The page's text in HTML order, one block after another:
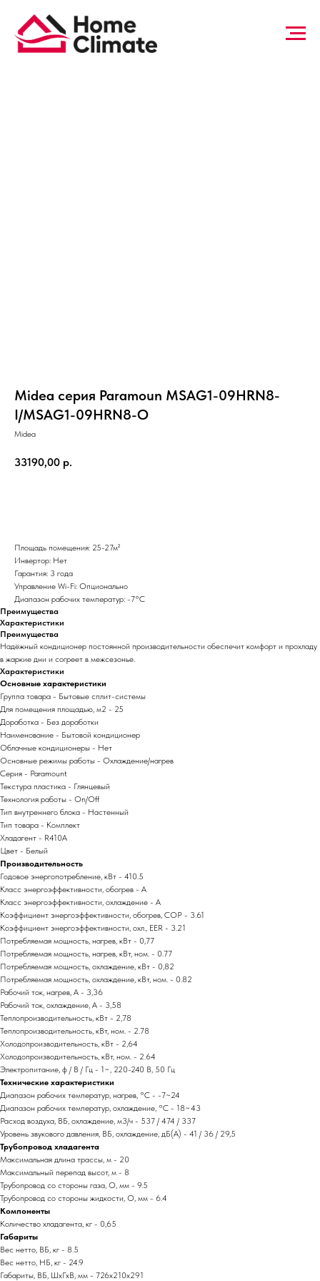
Midea серия Paramoun MSAG1-09HRN8-
I/MSAG1-09HRN8-O
Midea
33190,00 р.
Площадь помещения: 25-27м²
Инвертор: Нет
Гарантия: 3 года
Управление Wi-Fi: Опционально
Диапазон рабочих температур: -7°С
Преимущества
Характеристики
Преимущества
Надёжный кондиционер постоянной производительности обеспечит комфорт и прохладу
в жаркие дни и согреет в межсезонье.
Характеристики
Основные характеристики
Группа товара - Бытовые сплит-системы
Для помещения площадью, м2 - 25
Доработка - Без доработки
Наименование - Бытовой кондиционер
Облачные кондиционеры - Нет
Основные режимы работы - Охлаждение/нагрев
Серия - Paramount
Текстура пластика - Глянцевый
Технология работы - On/Off
Тип внутреннего блока - Настенный
Тип товара - Комплект
Хладагент - R410A
Цвет - Белый
Производительность
Годовое энергопотребление, кВт - 410.5
Класс энергоэффективности, обогрев - A
Класс энергоэффективности, охлаждение - A
Коэффициент энергоэффективности, обогрев, COP - 3.61
Коэффициент энергоэффективности, охл., EER - 3.21
Потребляемая мощность, нагрев, кВт - 0,77
Потребляемая мощность, нагрев, кВт, ном. - 0.77
Потребляемая мощность, охлаждение, кВт - 0,82
Потребляемая мощность, охлаждение, кВт, ном. - 0.82
Рабочий ток, нагрев, А - 3,36
Рабочий ток, охлаждение, А - 3,58
Теплопроизводительность, кВт - 2,78
Теплопроизводительность, кВт, ном. - 2.78
Холодопроизводительность, кВт - 2,64
Холодопроизводительность, кВт, ном. - 2.64
Электропитание, ф / В / Гц - 1~, 220-240 В, 50 Гц
Технические характеристики
Диапазон рабочих температур, нагрев, °C - -7~24
Диапазон рабочих температур, охлаждение, °C - 18~43
Расход воздуха, ВБ, охлаждение, м3/ч - 537 / 474 / 337
Уровень звукового давления, ВБ, охлаждение, дБ(А) - 41 / 36 / 29,5
Трубопровод хладагента
Максимальная длина трассы, м - 20
Максимальный перепад высот, м - 8
Трубопровод со стороны газа, O, мм - 9.5
Трубопровод со стороны жидкости, O, мм - 6.4
Компоненты
Количество хладагента, кг - 0,65
Габариты
Вес нетто, ВБ, кг - 8.5
Вес нетто, НБ, кг - 24.9
Габариты, ВБ, ШхГхВ, мм - 726x210x291